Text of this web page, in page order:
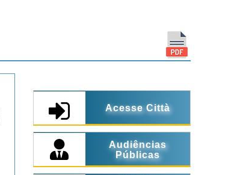
Acesse Città
Audiências
Públicas